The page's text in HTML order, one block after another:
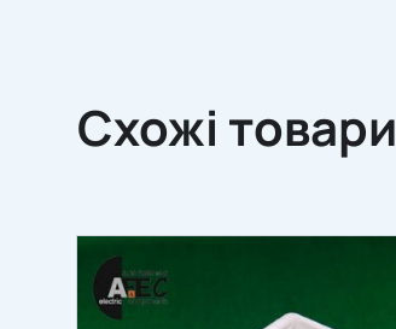
Схожі товари